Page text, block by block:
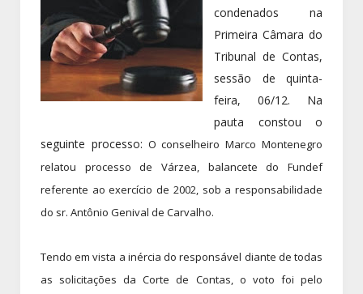
condenados na
Primeira Câmara do
Tribunal de Contas,
sessão de quinta-
feira, 06/12. Na
pauta constou o
seguinte processo: O conselheiro Marco Montenegro
relatou processo de Várzea, balancete do Fundef
referente ao exercício de 2002, sob a responsabilidade
do sr. Antônio Genival de Carvalho.
Tendo em vista a inércia do responsável diante de todas
as solicitações da Corte de Contas, o voto foi pelo